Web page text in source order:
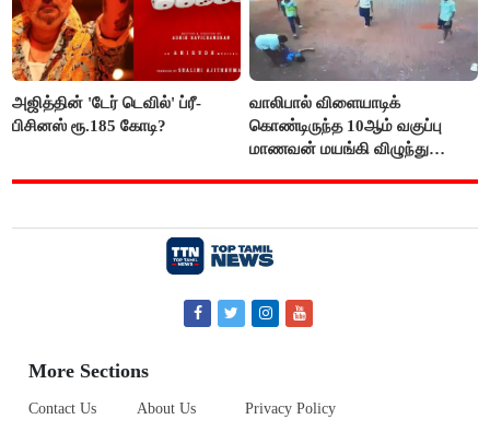
அஜித்தின் 'டேர் டெவில்' ப்ரீ-
பிசினஸ் ரூ.185 கோடி?
வாலிபால் விளையாடிக்
கொண்டிருந்த 10ஆம் வகுப்பு
மாணவன் மயங்கி விழுந்து
More Sections
Contact Us About Us Privacy Policy